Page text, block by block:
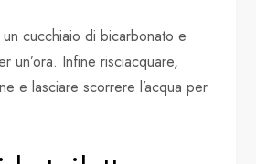
cucchiaio di bicarbonato e
un’ora. Infine risciacquare,
e lasciare scorrere l’acqua per